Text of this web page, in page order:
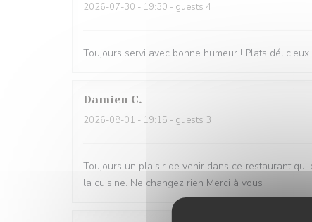
2026-07-30 - 19:30 - guests 4
Toujours servi avec bonne humeur ! Plats délicieux
Damien C
2026-08-01 - 19:15 - guests 3
Toujours un plaisir de venir dans ce restaurant
la cuisine. Ne changez rien Merci à vous